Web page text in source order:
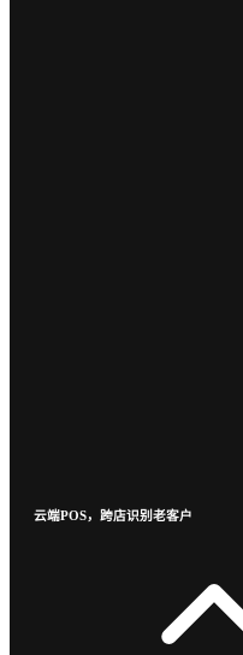
云端POS，跨店识别老客户